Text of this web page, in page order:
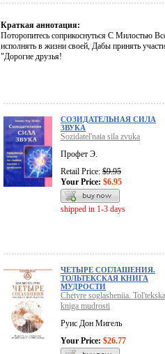
Краткая аннотация:
Поторопитесь соприкоснуться С Милостью
исполнять в жизни своей, Дабы принять
"Дорогие друзья!
СОЗИДАТЕЛЬНАЯ СИЛА
ЗВУКА
Sozidatel'naia sila zvuka
Профет Э.
Retail Price: $9.95
Your Price: $6.95
shipped in 1-3 days
ЧЕТЫРЕ СОГЛАШЕНИЯ.
ТОЛЬТЕКСКАЯ КНИГА
МУДРОСТИ
Chetyre soglasheniia.
kniga mudrosti
Руис Дон Мигель
Your Price: $26.77